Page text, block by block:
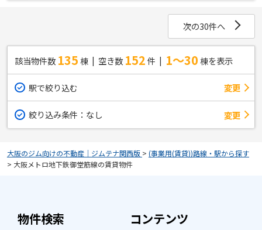
次の30件へ
該当物件数 135棟 空き数 152件 1～30棟を表示
駅で絞り込む 変更
絞り込み条件： なし 変更
大阪のジム向けの不動産｜ジムテナ関西版 > (事業用(賃貸))路線・駅から探す
> 大阪メトロ地下鉄御堂筋線の賃貸物件
物件検索 コンテンツ